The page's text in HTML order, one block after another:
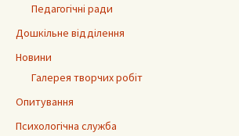
Педагогічні ради
Дошкільне відділення
Новини
Галерея творчих робіт
Опитування
Психологічна служба